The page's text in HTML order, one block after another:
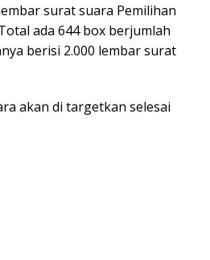
surat suara Pemilihan
ada 644 box berjumlah
berisi 2.000 lembar surat
akan di targetkan selesai